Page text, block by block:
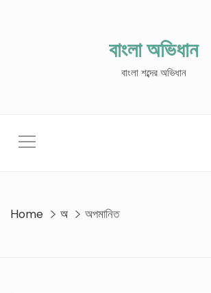
বাংলা অভিধান
বাংলা শব্দের অভিধান
Home অ অপমানিত